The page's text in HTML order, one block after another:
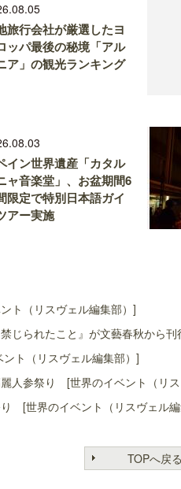
旅行会社が厳選したヨ
ッパ最後の秘境「アル
ア」の観光ランキング
イン世界遺産「カタル
ャ音楽堂」、お盆期間6
限定で特別日本語ガイ
アー実施
ト（リスヴェル編集部）]
じられたこと』が文藝春秋から
ト（リスヴェル編集部）]
人参祭り [世界のイベント（リ
[世界のイベント（リスヴェル
TOPへ戻る